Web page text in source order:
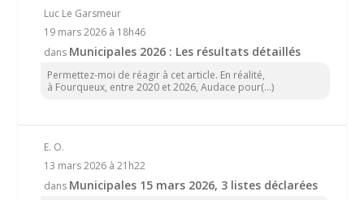
Luc Le Garsmeur
19 mars 2026 à 18h46
dans Municipales 2026 : Les résultats détaillés
Permettez-moi de réagir à cet article. En réalité,
à Fourqueux, entre 2020 et 2026, Audace pour(...)
E. O.
13 mars 2026 à 21h22
dans Municipales 15 mars 2026, 3 listes déclarées